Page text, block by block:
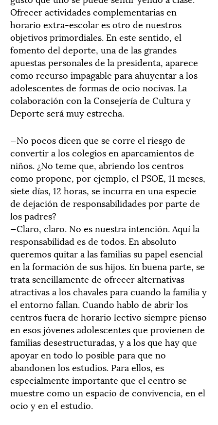
Ofrecer actividades complementarias en
horario extra-escolar es otro de nuestros
objetivos primordiales. En este sentido, el
fomento del deporte, una de las grandes
apuestas personales de la presidenta, aparece
como recurso impagable para ahuyentar a los
adolescentes de formas de ocio nocivas. La
colaboración con la Consejería de Cultura y
Deporte será muy estrecha.
—No pocos dicen que se corre el riesgo de
convertir a los colegios en aparcamientos de
niños. ¿No teme que, abriendo los centros
como propone, por ejemplo, el PSOE, 11 meses,
siete días, 12 horas, se incurra en una especie
de dejación de responsabilidades por parte de
los padres?
—Claro, claro. No es nuestra intención. Aquí la
responsabilidad es de todos. En absoluto
queremos quitar a las familias su papel esencial
en la formación de sus hijos. En buena parte, se
trata sencillamente de ofrecer alternativas
atractivas a los chavales para cuando la familia y
el entorno fallan. Cuando hablo de abrir los
centros fuera de horario lectivo siempre pienso
en esos jóvenes adolescentes que provienen de
familias desestructuradas, y a los que hay que
apoyar en todo lo posible para que no
abandonen los estudios. Para ellos, es
especialmente importante que el centro se
muestre como un espacio de convivencia, en el
ocio y en el estudio.